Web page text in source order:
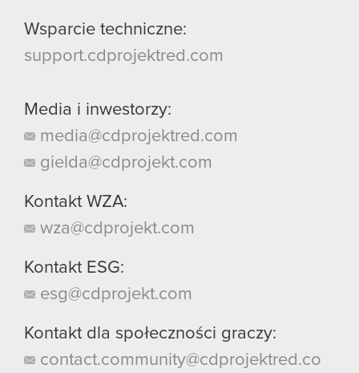
Wsparcie techniczne:
support.cdprojektred.com
Media i inwestorzy:
media@cdprojektred.com
gielda@cdprojekt.com
Kontakt WZA:
wza@cdprojekt.com
Kontakt ESG:
esg@cdprojekt.com
Kontakt dla społeczności graczy:
contact.community@cdprojektred.co